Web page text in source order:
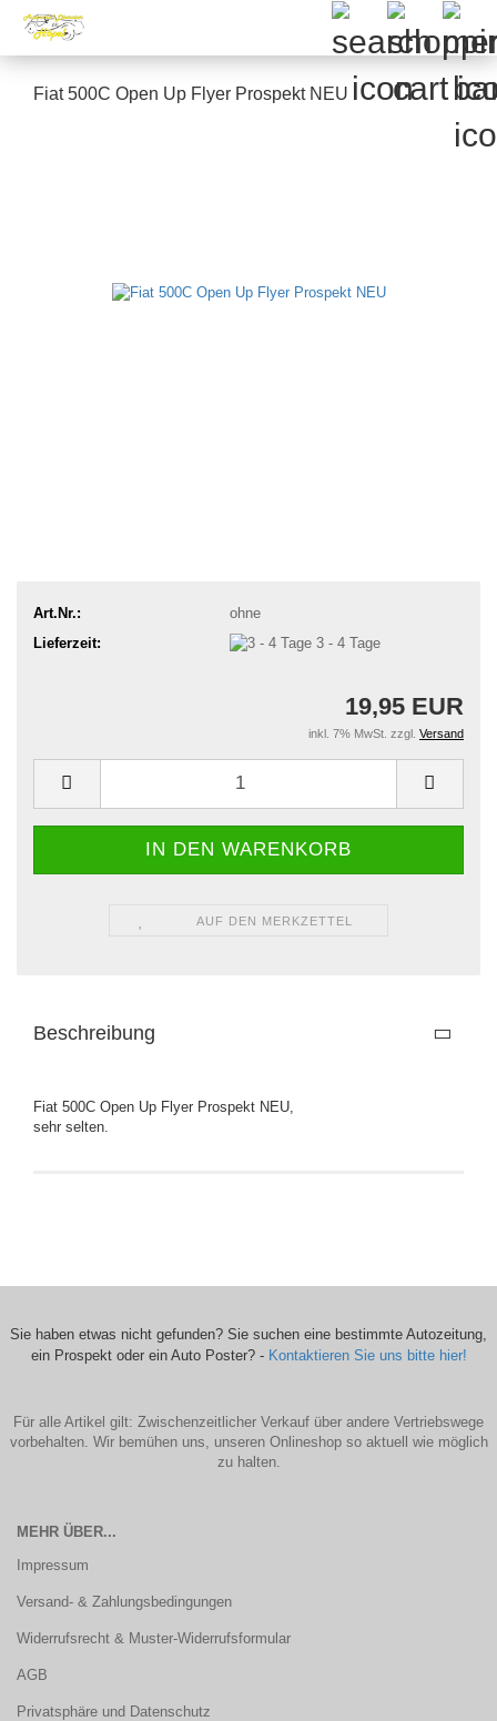
Fiat 500C Open Up Flyer Prospekt NEU
Art.Nr.:
ohne
Lieferzeit:
3 - 4 Tage
19,95 EUR
inkl. 7% MwSt. zzgl. Versand
AUF DEN MERKZETTEL
Beschreibung
Fiat 500C Open Up Flyer Prospekt NEU,
sehr selten.
Sie haben etwas nicht gefunden? Sie suchen eine bestimmte Autozeitung,
ein Prospekt oder ein Auto Poster? - Kontaktieren Sie uns bitte hier!
Für alle Artikel gilt: Zwischenzeitlicher Verkauf über andere Vertriebswege
vorbehalten. Wir bemühen uns, unseren Onlineshop so aktuell wie möglich
zu halten.
MEHR ÜBER...
Impressum
Versand- & Zahlungsbedingungen
Widerrufsrecht & Muster-Widerrufsformular
AGB
Privatsphäre und Datenschutz